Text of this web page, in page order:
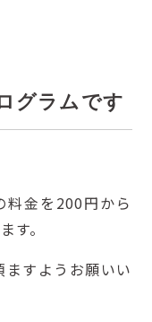
グラムです
金を200円から
す。
すようお願いい